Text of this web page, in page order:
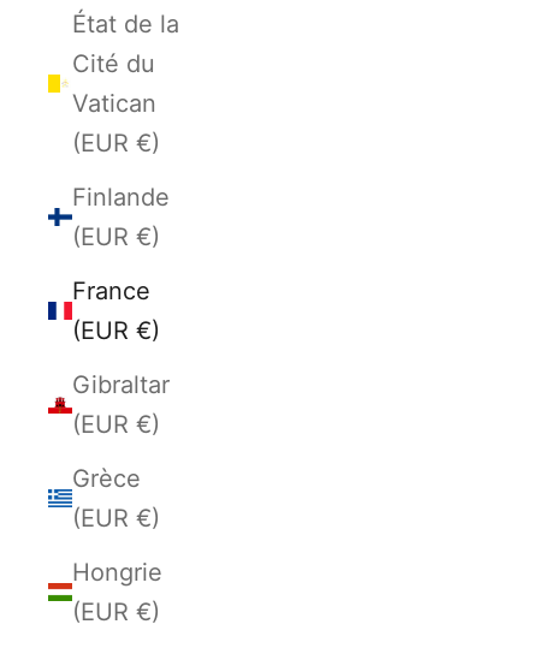
État de la
Cité du
Vatican
(EUR €)
Finlande
(EUR €)
France
(EUR €)
Gibraltar
(EUR €)
Grèce
(EUR €)
Hongrie
(EUR €)